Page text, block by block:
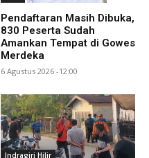
Pendaftaran Masih Dibuka,
830 Peserta Sudah
Amankan Tempat di Gowes
Merdeka
6 Agustus 2026 -12:00
Indragiri Hilir